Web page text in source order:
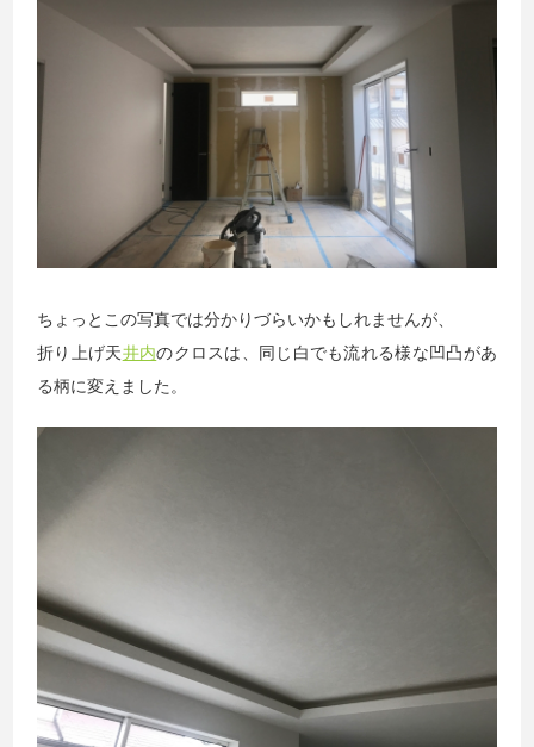
ちょっとこの写真では分かりづらいかもしれませんが、
折り上げ天井内のクロスは、同じ白でも流れる様な凹凸があ
る柄に変えました。